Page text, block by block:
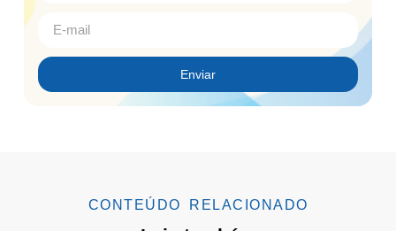
Enviar
CONTEÚDO RELACIONADO